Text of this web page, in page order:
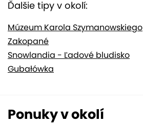
Ďalšie tipy v okolí:
Múzeum Karola Szymanowskiego
Zakopané
Snowlandia - Ľadové bludisko
Gubałówka
Ponuky v okolí